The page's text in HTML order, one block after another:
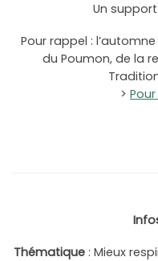
Un
Pour rappel :
du Poumon, de la
>
Thématique: Mieux